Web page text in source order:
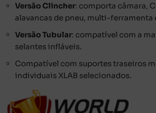
Versão Clincher: comporta câmara,
alavancas de pneu, multi-ferramenta
Versão Tubular: compatível com a
selantes infláveis.
Compatível com suportes traseiros
individuais XLAB selecionados.